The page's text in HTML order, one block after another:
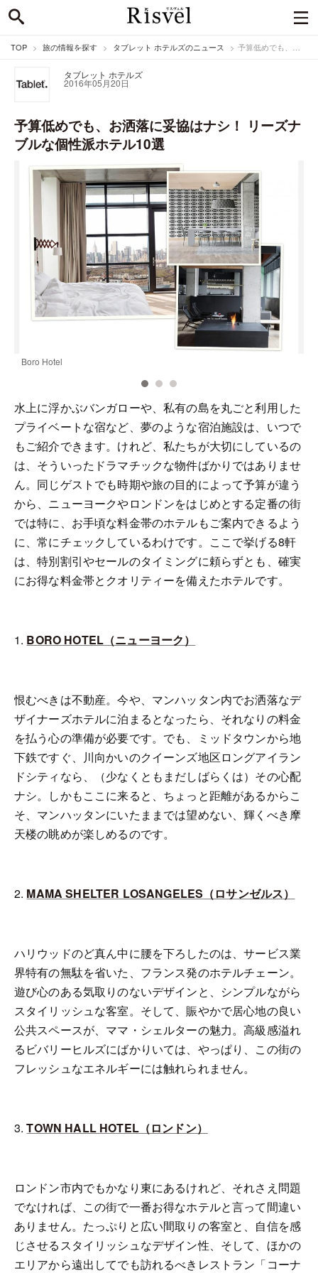
TOP 旅の情報を探す タブレット ホテルズのニュース 予算低めでも、お洒落に妥協はナシ！ リーズナブルな個性派ホテル10選
タブレット ホテルズ
2016年05月20日
予算低めでも、お洒落に妥協はナシ！ リーズナ
ブルな個性派ホテル10選
Boro Hotel
水上に浮かぶバンガローや、私有の島を丸ごと利用した
プライベートな宿など、夢のような宿泊施設は、いつで
もご紹介できます。けれど、私たちが大切にしているの
は、そういったドラマチックな物件ばかりではありませ
ん。同じゲストでも時期や旅の目的によって予算が違う
から、ニューヨークやロンドンをはじめとする定番の街
では特に、お手頃な料金帯のホテルもご案内できるよう
に、常にチェックしているわけです。ここで挙げる8軒
は、特別割引やセールのタイミングに頼らずとも、確実
にお得な料金帯とクオリティーを備えたホテルです。
1. BORO HOTEL （ニューヨーク）
恨むべきは不動産。今や、マンハッタン内でお洒落なデ
ザイナーズホテルに泊まるとなったら、それなりの料金
を払う心の準備が必要です。でも、ミッドタウンから地
下鉄ですぐ、川向かいのクイーンズ地区ロングアイラン
ドシティなら、（少なくともまだしばらくは）その心配
ナシ。しかもここに来ると、ちょっと距離があるからこ
そ、マンハッタンにいたままでは望めない、輝くべき摩
天楼の眺めが楽しめるのです。
2. MAMA SHELTER LOSANGELES （ロサンゼルス）
ハリウッドのど真ん中に腰を下ろしたのは、サービス業
界特有の無駄を省いた、フランス発のホテルチェーン。
遊び心のある気取りのないデザインと、シンプルながら
スタイリッシュな客室。そして、賑やかで居心地の良い
公共スペースが、ママ・シェルターの魅力。高級感溢れ
るビバリーヒルズにばかりいては、やっぱり、この街の
フレッシュなエネルギーには触れられません。
3.TOWN HALL HOTEL（ロンドン）
ロンドン市内でもかなり東にあるけれど、それさえ問題
でなければ、この街で一番お得なホテルと言って間違い
ありません。たっぷりと広い間取りの客室と、自信を感
じさせるスタイリッシュなデザイン性、そして、ほかの
エリアから遠出してでも訪れるべきレストラン「コーナ